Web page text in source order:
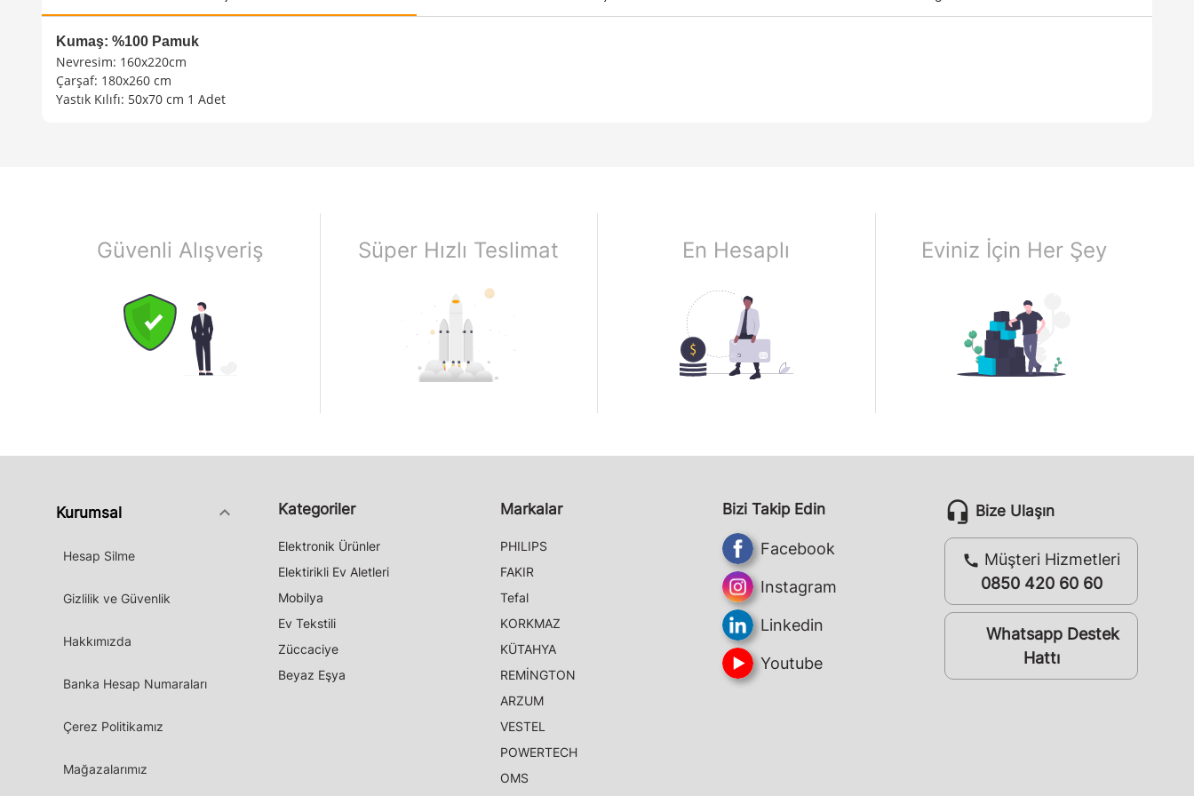
Kumaş: %100 Pamuk
Nevresim: 160x220cm
Çarşaf: 180x260 cm
Yastık Kılıfı: 50x70 cm 1 Adet
Güvenli Alışveriş Süper Hızlı Teslimat En Hesaplı Eviniz İçin Her Şey
Kurumsal keyboard_arrow_down
Hesap Silme
Gizlilik ve Güvenlik
Hakkımızda
Banka Hesap Numaraları
Çerez Politikamız
Mağazalarımız
Kategoriler
Elektronik Ürünler
Elektirikli Ev Aletleri
Mobilya
Ev Tekstili
Züccaciye
Beyaz Eşya
Markalar
PHILIPS
FAKIR
Tefal
KORKMAZ
KÜTAHYA
REMİNGTON
ARZUM
VESTEL
POWERTECH
OMS
Bizi Takip Edin
Facebook
Instagram
Linkedin
Youtube
headset_mic Bize Ulaşın
call Müşteri Hizmetleri
0850 420 60 60
whatsappWhatsapp Destek
Hattı